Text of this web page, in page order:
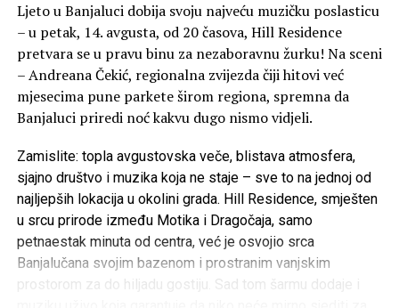
Ljeto u Banjaluci dobija svoju najveću muzičku poslasticu
– u petak, 14. avgusta, od 20 časova, Hill Residence
pretvara se u pravu binu za nezaboravnu žurku! Na sceni
– Andreana Čekić, regionalna zvijezda čiji hitovi već
mjesecima pune parkete širom regiona, spremna da
Banjaluci priredi noć kakvu dugo nismo vidjeli.
Zamislite: topla avgustovska veče, blistava atmosfera,
sjajno društvo i muzika koja ne staje – sve to na jednoj od
najljepših lokacija u okolini grada. Hill Residence, smješten
u srcu prirode između Motika i Dragočaja, samo
petnaestak minuta od centra, već je osvojio srca
Banjalučana svojim bazenom i prostranim vanjskim
prostorom za do hiljadu gostiju. Sad tom šarmu dodaje i